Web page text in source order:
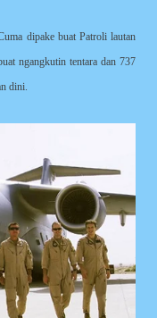
dipake buat Patroli lautan
ngangkutin tentara dan 737
dini.